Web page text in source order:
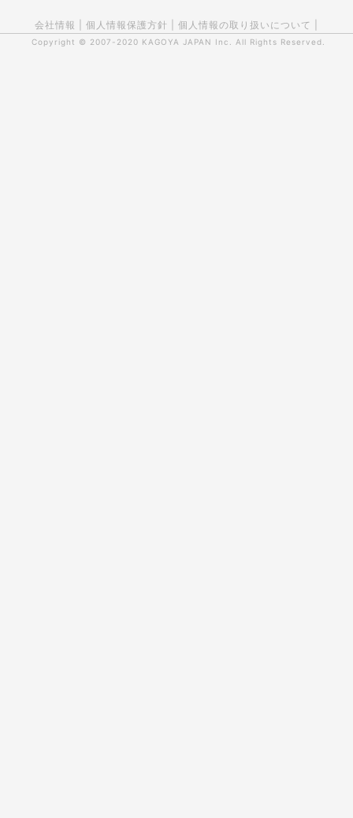
会社情報 個人情報保護方針 個人情報の取り扱いについて
Copyright © 2007-2020 KAGOYA JAPAN Inc. All Rights Reserved.